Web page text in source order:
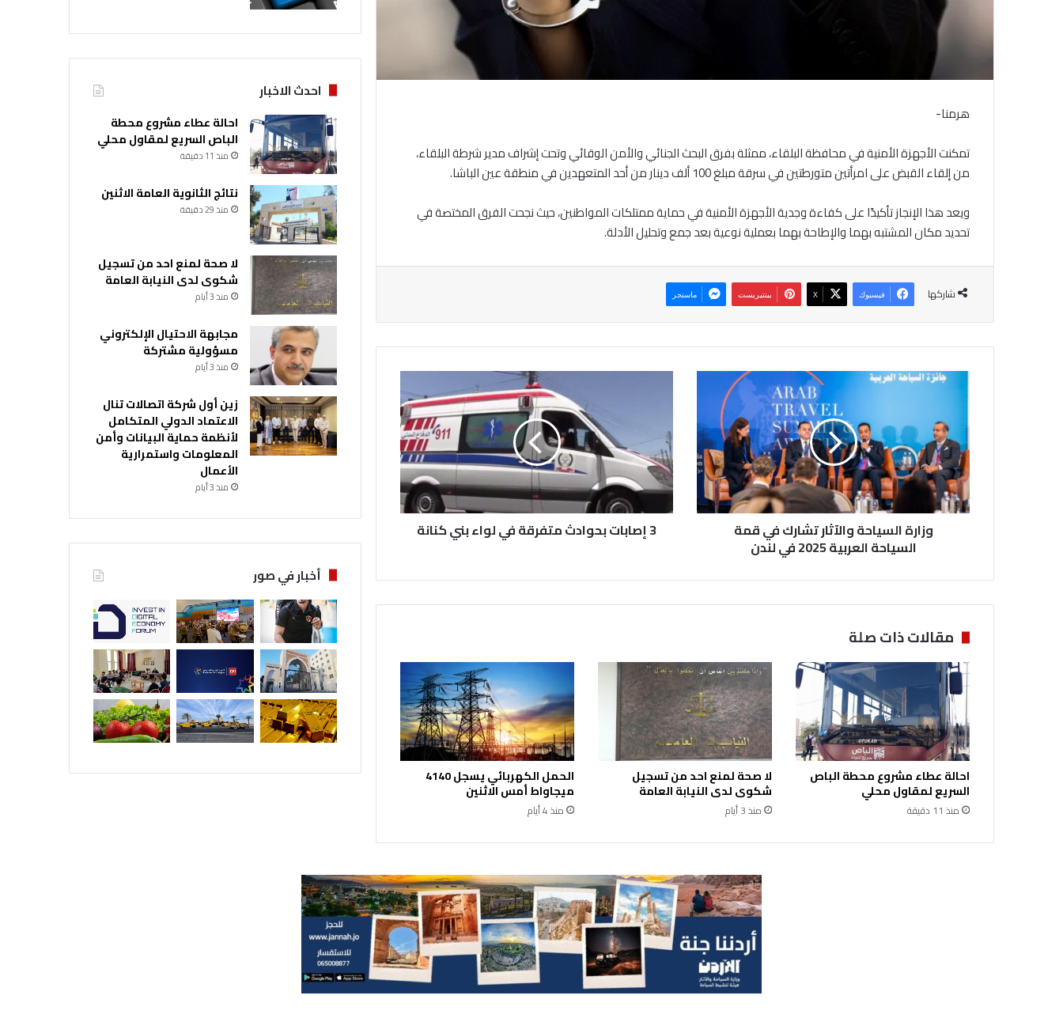
هرمنا-
تمكنت الأجهزة الأمنية في محافظة البلقاء، ممثلة بفرق البحث الجنائي والأمن الوقائي وتحت إشراف مدير شرطة البلقاء،
من إلقاء القبض على امرأتين متورطتين في سرقة مبلغ 100 ألف دينار من أحد المتعهدين في منطقة عين الباشا.
ويعد هذا الإنجاز تأكيدًا على كفاءة وجدية الأجهزة الأمنية في حماية ممتلكات المواطنين، حيث نجحت الفرق المختصة في
تحديد مكان المشتبه بهما والإطاحة بهما بعملية نوعية بعد جمع وتحليل الأدلة.
شاركها فيسبوك ‫X بينتيريست ماسنجر
ر
ة
ل
س
ي
و
آ
ث
ا
ر
ا
ر
ك
ف
ي
ق
ة
وزارة السياحة والآثار تشارك في قمة
السياحة العربية 2025 في لندن
ا
ب
ا
ت
ب
ح
ث
ق
ة
ف
ي
ل
و
ا
ء
ب
ك
ا
ن
ة
3 إصابات بحوادث متفرقة في لواء بني كنانة
مقالات ذات صلة
احالة عطاء مشروع محطة الباص
السريع لمقاول محلي
منذ 11 دقيقة
لا صحة لمنع احد من تسجيل
شكوى لدى النيابة العامة
منذ 3 أيام
الحمل الكهربائي يسجل 4140
ميجاواط أمس الاثنين
منذ 4 أيام
احدث الاخبار
احالة عطاء مشروع محطة
الباص السريع لمقاول محلي
منذ 11 دقيقة
نتائج الثانوية العامة الاثنين
منذ 29 دقيقة
لا صحة لمنع احد من تسجيل
شكوى لدى النيابة العامة
منذ 3 أيام
مجابهة الاحتيال الإلكتروني
مسؤولية مشتركة
منذ 3 أيام
زين أول شركة اتصالات تنال
الاعتماد الدولي المتكامل
لأنظمة حماية البيانات وأمن
المعلومات واستمرارية
الأعمال
منذ 3 أيام
أخبار في صور